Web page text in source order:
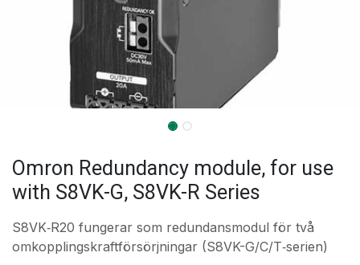
Omron Redundancy module, for use
with S8VK-G, S8VK-R Series
S8VK‑R20 fungerar som redundansmodul för två
omkopplingskraftförsörjningar (S8VK-G/C/T‑serien)